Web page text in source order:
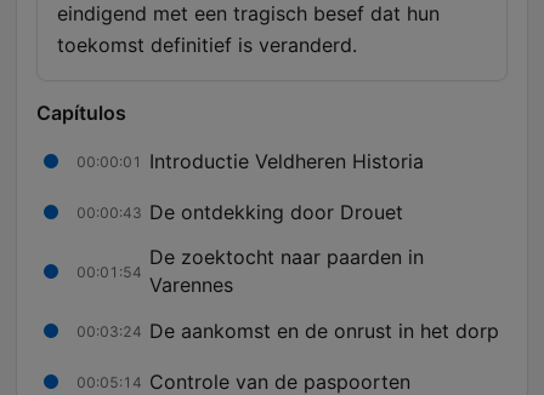
eindigend met een tragisch besef dat hun
toekomst definitief is veranderd.
Capítulos
00:00:01 Introductie Veldheren Historia
00:00:43 De ontdekking door Drouet
00:01:54
De zoektocht naar paarden in
Varennes
00:03:24 De aankomst en de onrust in het dorp
00:05:14 Controle van de paspoorten